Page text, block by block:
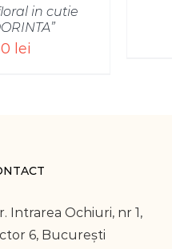
in cutie
lei
Intrarea Ochiuri, nr 1,
6, București